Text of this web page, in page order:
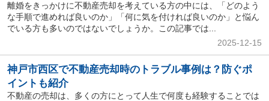
離婚をきっかけに不動産売却を考えている方の中には、「どのよう
な手順で進めれば良いのか」「何に気を付ければ良いのか」と悩ん
でいる方も多いのではないでしょうか。この記事では...
2025-12-15
神戸市西区で不動産売却時のトラブル事例は？防ぐポ
イントも紹介
不動産の売却は、多くの方にとって人生で何度も経験することでは